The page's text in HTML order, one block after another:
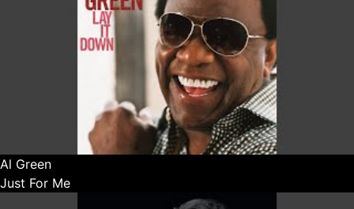
Al Green
Just For Me